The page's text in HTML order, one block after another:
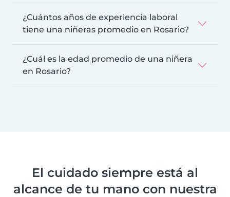
¿Cuántos años de experiencia laboral
tiene una niñeras promedio en Rosario?
¿Cuál es la edad promedio de una niñera
en Rosario?
El cuidado siempre está al
alcance de tu mano con nuestra